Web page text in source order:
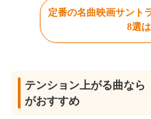
定番の名曲映画サント
8選
テンション上がる曲なら
がおすすめ